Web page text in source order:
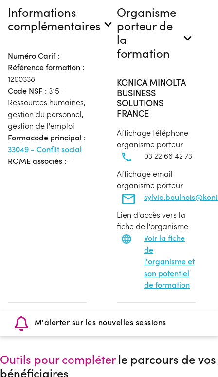
Informations
complémentaires
Numéro Carif :
Référence formation :
1260338
Code NSF : 315 -
Ressources humaines,
gestion du personnel,
gestion de l'emploi
Formacode principal :
33049 - Conflit social
ROME associés : -
Organisme
porteur de
la
formation
KONICA MINOLTA
BUSINESS
SOLUTIONS
FRANCE
Affichage téléphone
organisme porteur
03 22 66 42 73
Affichage email
organisme porteur
Lien d'accès vers la
fiche de l'organisme
Voir la fiche
de
l'organisme et
son potentiel
de formation
M'alerter sur les nouvelles sessions
Outils pour compléterle parcours de vos
bénéficiaires